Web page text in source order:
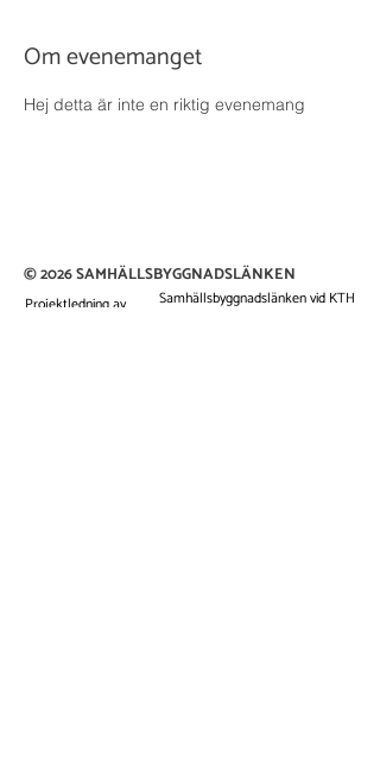
Om evenemanget
Hej detta är inte en riktig evenemang
© 2026 SAMHÄLLSBYGGNADSLÄNKEN
Projektledning av
Samhällsbyggnadslänken vid KTH